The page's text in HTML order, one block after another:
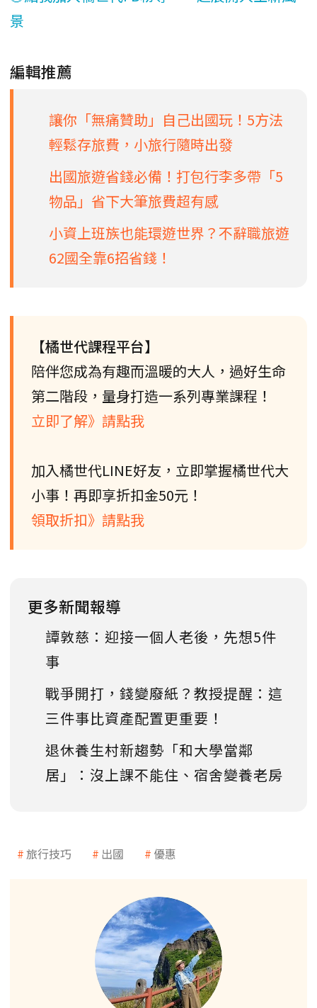
景
編輯推薦
讓你「無痛贊助」自己出國玩！5方法
輕鬆存旅費，小旅行隨時出發
出國旅遊省錢必備！打包行李多帶「5
物品」省下大筆旅費超有感
小資上班族也能環遊世界？不辭職旅遊
62國全靠6招省錢！
【橘世代課程平台】
陪伴您成為有趣而溫暖的大人，過好生命
第二階段，量身打造一系列專業課程！
立即了解》請點我
加入橘世代LINE好友，立即掌握橘世代大
小事！再即享折扣金50元！
領取折扣》請點我
更多新聞報導
譚敦慈：迎接一個人老後，先想5件
事
戰爭開打，錢變廢紙？教授提醒：這
三件事比資產配置更重要！
退休養生村新趨勢「和大學當鄰
居」：沒上課不能住、宿舍變養老房
旅行技巧 出國 優惠